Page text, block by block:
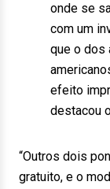
onde se
com um
que o dos
efeito
destacou
“Outros dois
gratuito, e o